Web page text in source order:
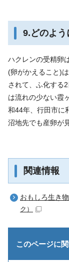
9.どのよう
ハクレンの受精卵
(卵がかえること)
されて、ふ化する
は流れの少ない霞
和44年、行田市に
沼地先でも産卵が
関連情報
おもしろ生き
ク）
このページに